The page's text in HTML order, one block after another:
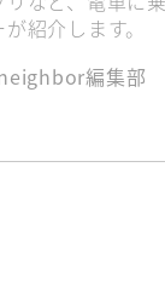
友達と 家族
能人御用達
紹介します。
編集部